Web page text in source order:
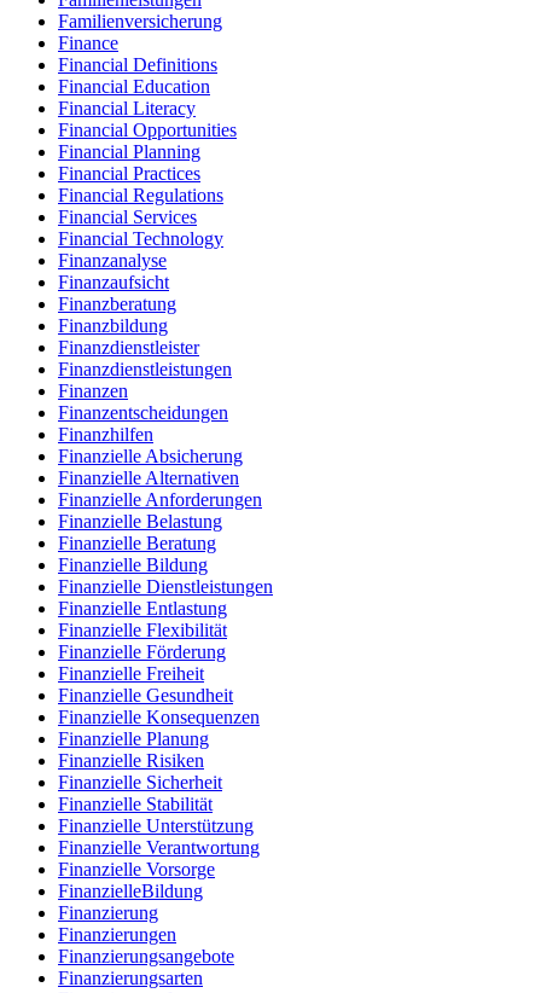
Familienversicherung
Finance
Financial Definitions
Financial Education
Financial Literacy
Financial Opportunities
Financial Planning
Financial Practices
Financial Regulations
Financial Services
Financial Technology
Finanzanalyse
Finanzaufsicht
Finanzberatung
Finanzbildung
Finanzdienstleister
Finanzdienstleistungen
Finanzen
Finanzentscheidungen
Finanzhilfen
Finanzielle Absicherung
Finanzielle Alternativen
Finanzielle Anforderungen
Finanzielle Belastung
Finanzielle Beratung
Finanzielle Bildung
Finanzielle Dienstleistungen
Finanzielle Entlastung
Finanzielle Flexibilität
Finanzielle Förderung
Finanzielle Freiheit
Finanzielle Gesundheit
Finanzielle Konsequenzen
Finanzielle Planung
Finanzielle Risiken
Finanzielle Sicherheit
Finanzielle Stabilität
Finanzielle Unterstützung
Finanzielle Verantwortung
Finanzielle Vorsorge
FinanzielleBildung
Finanzierung
Finanzierungen
Finanzierungsangebote
Finanzierungsarten